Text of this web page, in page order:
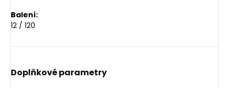
Balení:
12 / 120
Doplňkové parametry